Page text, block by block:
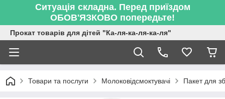
Ситуація складна. Перед приїздом
ОБОВ'ЯЗКОВО попередьте!
Прокат товарів для дітей "Ка-ля-ка-ля-ка-ля"
Товари та послуги Молоковідсмоктувачі Пакет для